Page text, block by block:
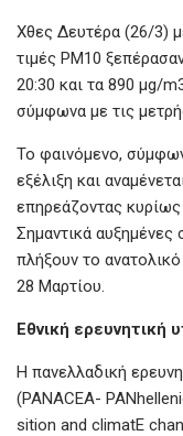
Χθες Δευτέρα (26/3)
τιμές PM10
20:30 και τα 890 μg/
σύμφωνα με τις
Το φαινόμενο,
εξέλιξη και
επηρεάζοντας κυρίως
Σημαντικά αυξημένες
πλήξουν το
28 Μαρτίου.
Εθνική ερευνητική
Η πανελλαδική
(PANACEA-
sition and climatE